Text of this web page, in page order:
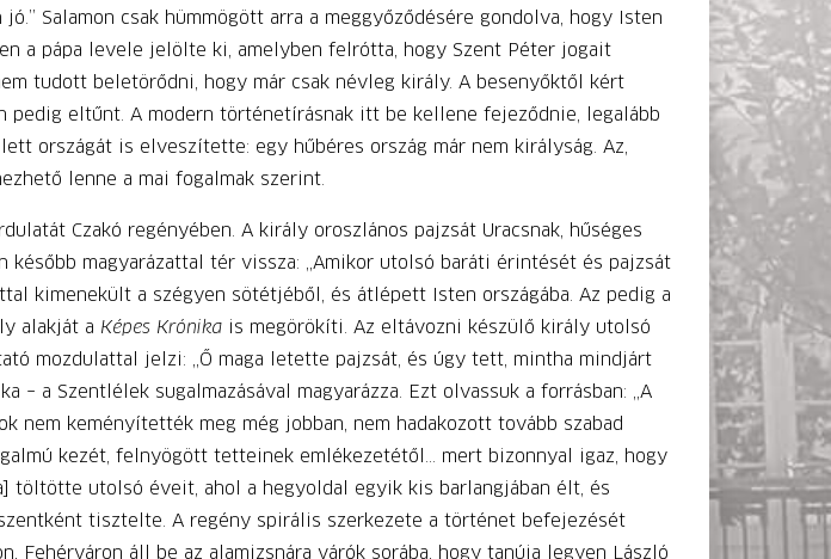
Salamon csak hümmögött arra a meggyőződésére gondolva, hogy Isten
a pápa levele jelölte ki, amelyben felrótta, hogy Szent Péter jogait
tudott beletörődni, hogy már csak névleg király. A besenyőktől kért
pedig eltűnt. A modern történetírásnak itt be kellene fejeződnie, legalább
országát is elveszítette: egy hűbéres ország már nem királyság. Az,
lenne a mai fogalmak szerint.
Czakó regényében. A király oroszlános pajzsát Uracsnak, hűséges
magyarázattal tér vissza: „Amikor utolsó baráti érintését és pajzsát
kimenekült a szégyen sötétjéből, és átlépett Isten országába. Az pedig a
alakját a Képes Krónika is megörökíti. Az eltávozni készülő király utolsó
mozdulattal jelzi: „Ő maga letette pajzsát, és úgy tett, mintha mindjárt
a Szentlélek sugalmazásával magyarázza. Ezt olvassuk a forrásban: „A
nem keményítették meg még jobban, nem hadakozott tovább szabad
kezét, felnyögött tetteinek emlékezetétől… mert bizonnyal igaz, hogy
töltötte utolsó éveit, ahol a hegyoldal egyik kis barlangjában élt, és
tisztelte. A regény spirális szerkezete a történet befejezését
Fehérváron áll be az alamizsnára várók sorába, hogy tanúja legyen László